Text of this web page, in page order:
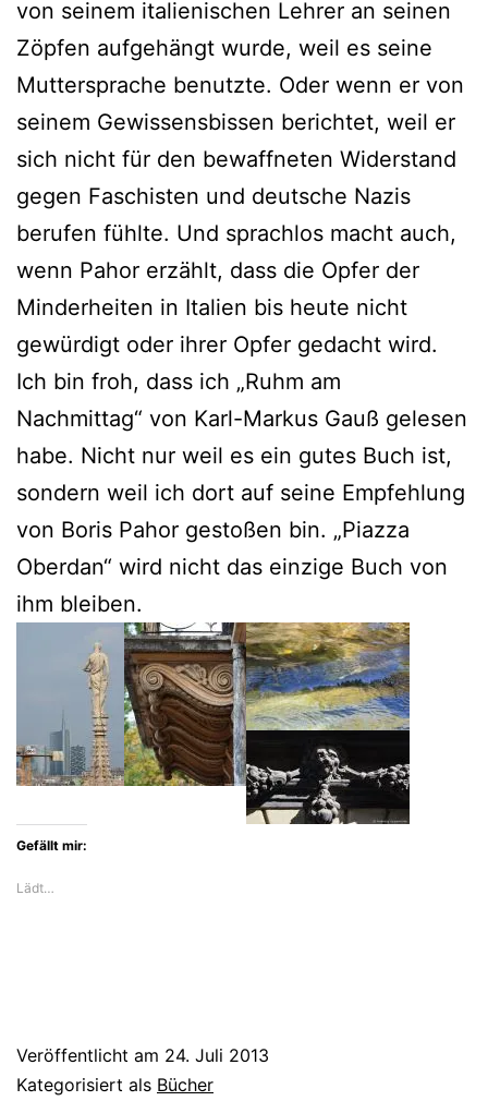
von seinem italienischen Lehrer an seinen
Zöpfen aufgehängt wurde, weil es seine
Muttersprache benutzte. Oder wenn er von
seinem Gewissensbissen berichtet, weil er
sich nicht für den bewaffneten Widerstand
gegen Faschisten und deutsche Nazis
berufen fühlte. Und sprachlos macht auch,
wenn Pahor erzählt, dass die Opfer der
Minderheiten in Italien bis heute nicht
gewürdigt oder ihrer Opfer gedacht wird.
Ich bin froh, dass ich „Ruhm am
Nachmittag“ von Karl-Markus Gauß gelesen
habe. Nicht nur weil es ein gutes Buch ist,
sondern weil ich dort auf seine Empfehlung
von Boris Pahor gestoßen bin. „Piazza
Oberdan“ wird nicht das einzige Buch von
ihm bleiben.
Gefällt mir:
Lädt…
Veröffentlicht am 24. Juli 2013
Kategorisiert als Bücher